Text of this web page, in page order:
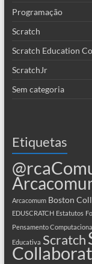
Programação
Scratch
Scratch Education
ScratchJr
Sem categoria
Etiquetas
Arcacomum Boston
EDUSCRATCH Estatutos
Pensamento
Educativa Scratch